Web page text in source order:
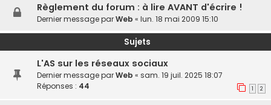
Règlement du forum : à lire AVANT d'écrire !
Dernier message parWeb « lun. 18 mai 2009 15:10
Sujets
L'AS sur les réseaux sociaux
Dernier message parWeb « sam. 19 juil. 2025 18:07
Réponses : 44 1 2